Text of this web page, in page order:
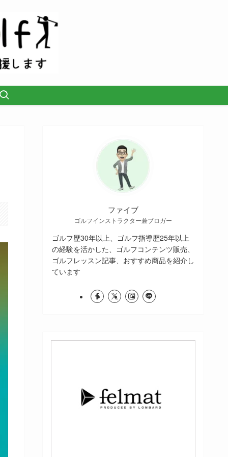
ファイブ
ゴルフインストラクター兼ブロガー
ゴルフ歴30年以上、ゴルフ指導歴25年以上
の経験を活かした、ゴルフコンテンツ販売、
ゴルフレッスン記事、おすすめ商品を紹介し
ています